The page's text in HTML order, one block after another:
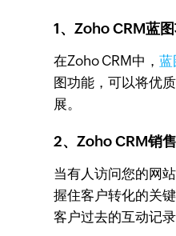
1、Zoho CRM蓝
在Zoho CRM中，蓝
图功能，可以将优
展。
2、Zoho CRM销
当有人访问您的网
握住客户转化的关
客户过去的互动记